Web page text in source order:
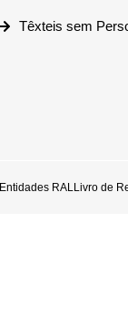
Têxteis sem
Entidades RALLivro de